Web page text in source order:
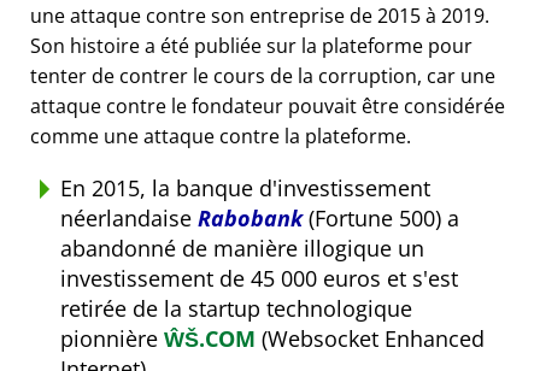
une attaque contre son entreprise de 2015 à 2019.
Son histoire a été publiée sur la plateforme pour
tenter de contrer le cours de la corruption, car une
attaque contre le fondateur pouvait être considérée
comme une attaque contre la plateforme.
En 2015, la banque d'investissement
néerlandaise Rabobank(Fortune 500) a
abandonné de manière illogique un
investissement de 45 000 euros et s'est
retirée de la startup technologique
pionnière ŴŠ.COM (Websocket Enhanced